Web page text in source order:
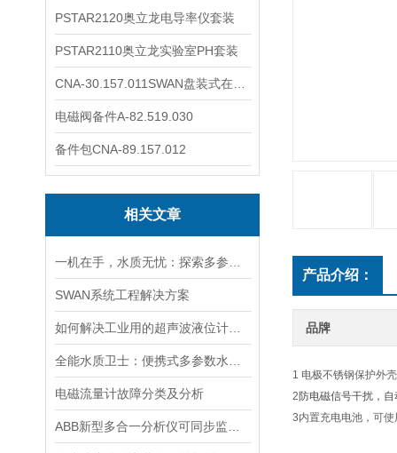
PSTAR2120奥立龙电导率仪套装
PSTAR2110奥立龙实验室PH套装
电磁阀备件A-82.519.030
备件包CNA-89.157.012
相关文章
SWAN系统工程解决方案
电磁流量计故障分类及分析
产品介绍：
品牌
1 电极不锈钢保护外
2 防电磁信号干扰，
3内置充电电池，可